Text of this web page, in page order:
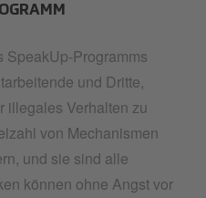
SpeakUp-Programms
und Dritte,
illegales Verhalten zu
von Mechanismen
und sie sind alle
können ohne Angst vor